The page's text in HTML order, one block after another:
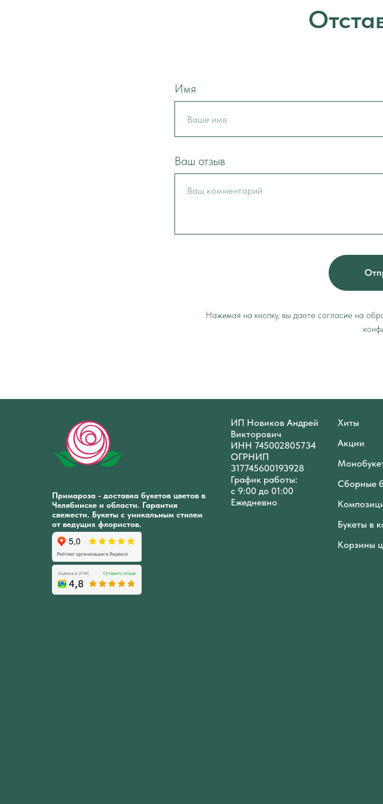
Имя
Ваш отзыв
Нажимая на кнопку, вы даете согласие на
Примароза - доставка букетов цветов в
Челябинске и области. Гарантия
свежести. Букеты с уникальным стилем
от ведущих флористов.
ИП Новиков Андрей
Викторович
ИНН 745002805734
ОГРНИП
317745600193928
График работы:
с 9:00 до 01:00
Ежедневно
Хиты
Акции
Сборные
Букеты в
Корзины